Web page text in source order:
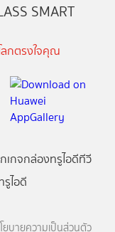
SMART
กตรงใจคุณ
เกจกล่องทรูไอดีทีวี
ไอดี
ยบายความเป็นส่วนตัว